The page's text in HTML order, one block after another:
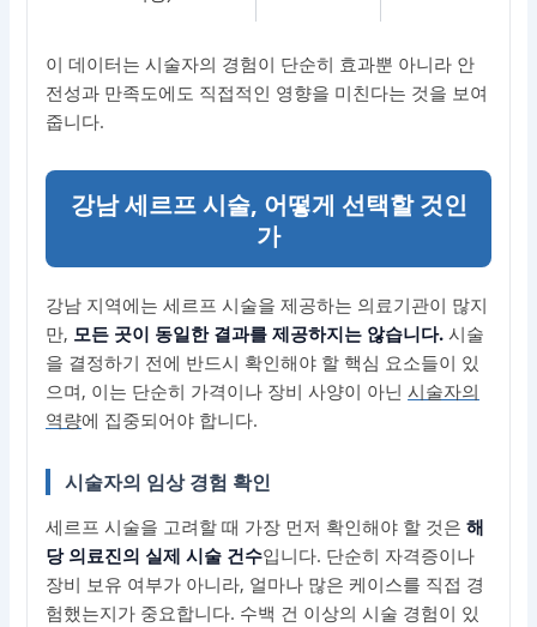
이 데이터는 시술자의 경험이 단순히 효과뿐 아니라 안
전성과 만족도에도 직접적인 영향을 미친다는 것을 보여
줍니다.
강남 세르프 시술, 어떻게 선택할 것인
가
강남 지역에는 세르프 시술을 제공하는 의료기관이 많지
만, 모든 곳이 동일한 결과를 제공하지는 않습니다. 시술
을 결정하기 전에 반드시 확인해야 할 핵심 요소들이 있
으며, 이는 단순히 가격이나 장비 사양이 아닌시술자의
역량에 집중되어야 합니다.
시술자의 임상 경험 확인
세르프 시술을 고려할 때 가장 먼저 확인해야 할 것은해
당 의료진의 실제 시술 건수입니다. 단순히 자격증이나
장비 보유 여부가 아니라, 얼마나 많은 케이스를 직접 경
험했는지가 중요합니다. 수백 건 이상의 시술 경험이 있